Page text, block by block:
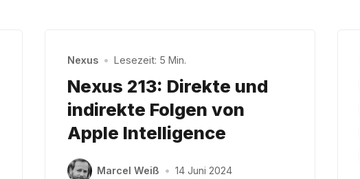
Nexus • Lesezeit: 5 Min.
Nexus 213: Direkte und
indirekte Folgen von
Apple Intelligence
Marcel Weiß • 14 Juni 2024